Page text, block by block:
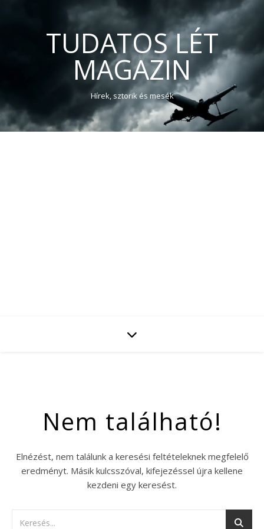
TUDATOS LÉT
MAGAZIN
Hírek, sztorik és mesék
Nem található!
Elnézést, nem találunk a keresési feltételeknek megfelelő
eredményt. Másik kulcsszóval, kifejezéssel újra kellene
kezdeni egy keresést.